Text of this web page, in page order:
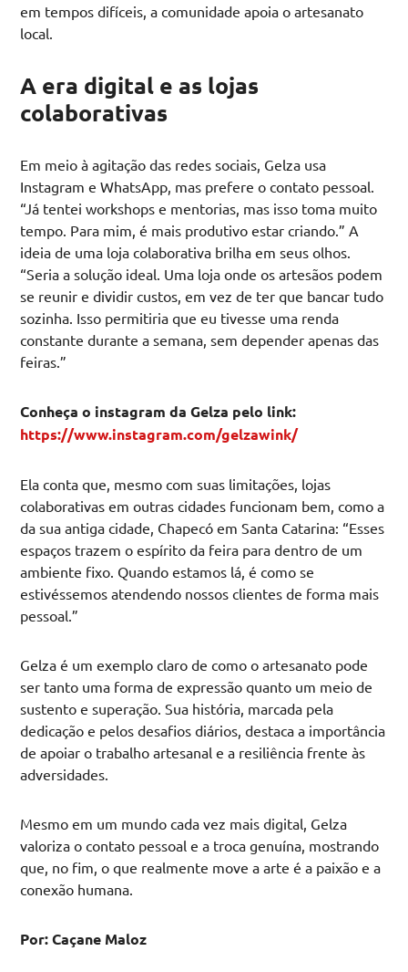
em tempos difíceis, a comunidade apoia o artesanato
local.
A era digital e as lojas
colaborativas
Em meio à agitação das redes sociais, Gelza usa
Instagram e WhatsApp, mas prefere o contato pessoal.
“Já tentei workshops e mentorias, mas isso toma muito
tempo. Para mim, é mais produtivo estar criando.” A
ideia de uma loja colaborativa brilha em seus olhos.
“Seria a solução ideal. Uma loja onde os artesãos podem
se reunir e dividir custos, em vez de ter que bancar tudo
sozinha. Isso permitiria que eu tivesse uma renda
constante durante a semana, sem depender apenas das
feiras.”
Conheça o instagram da Gelza pelo link:
https://www.instagram.com/gelzawink/
Ela conta que, mesmo com suas limitações, lojas
colaborativas em outras cidades funcionam bem, como a
da sua antiga cidade, Chapecó em Santa Catarina: “Esses
espaços trazem o espírito da feira para dentro de um
ambiente fixo. Quando estamos lá, é como se
estivéssemos atendendo nossos clientes de forma mais
pessoal.”
Gelza é um exemplo claro de como o artesanato pode
ser tanto uma forma de expressão quanto um meio de
sustento e superação. Sua história, marcada pela
dedicação e pelos desafios diários, destaca a importância
de apoiar o trabalho artesanal e a resiliência frente às
adversidades.
Mesmo em um mundo cada vez mais digital, Gelza
valoriza o contato pessoal e a troca genuína, mostrando
que, no fim, o que realmente move a arte é a paixão e a
conexão humana.
Por: Caçane Maloz